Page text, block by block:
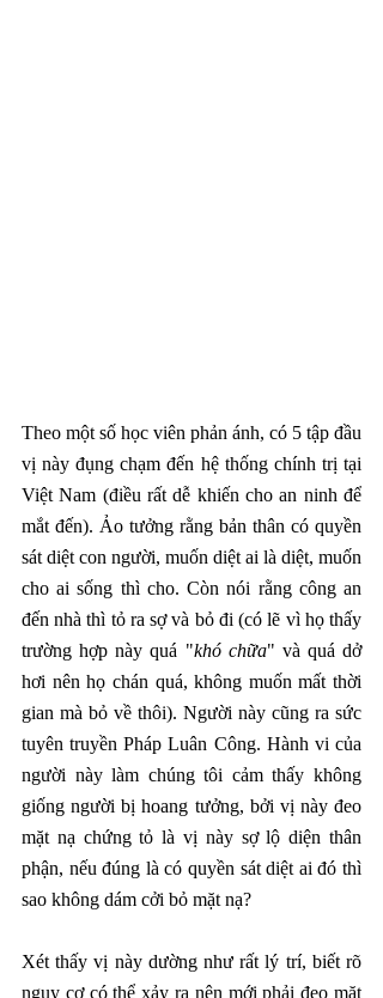
Theo một số học viên phản ánh, có 5 tập đầu
vị này đụng chạm đến hệ thống chính trị tại
Việt Nam (điều rất dễ khiến cho an ninh để
mắt đến). Ảo tưởng rằng bản thân có quyền
sát diệt con người, muốn diệt ai là diệt, muốn
cho ai sống thì cho. Còn nói rằng công an
đến nhà thì tỏ ra sợ và bỏ đi (có lẽ vì họ thấy
trường hợp này quá "khó chữa" và quá dở
hơi nên họ chán quá, không muốn mất thời
gian mà bỏ về thôi). Người này cũng ra sức
tuyên truyền Pháp Luân Công. Hành vi của
người này làm chúng tôi cảm thấy không
giống người bị hoang tưởng, bởi vị này đeo
mặt nạ chứng tỏ là vị này sợ lộ diện thân
phận, nếu đúng là có quyền sát diệt ai đó thì
sao không dám cởi bỏ mặt nạ?
Xét thấy vị này dường như rất lý trí, biết rõ
nguy cơ có thể xảy ra nên mới phải đeo mặt